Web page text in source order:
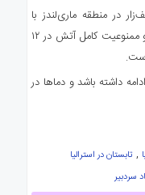
در منطقه ماری‌لندز با
حضور ۴۰ آتش‌نشان و پنج هواگرد مهار شد و ممنوعیت کامل آتش در ۱۲
داشته باشد و دماها در
, تابستان در استرالیا
سردبیر